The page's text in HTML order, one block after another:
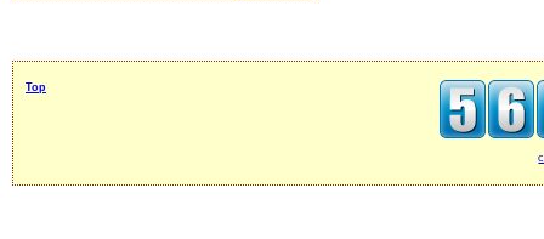
Top